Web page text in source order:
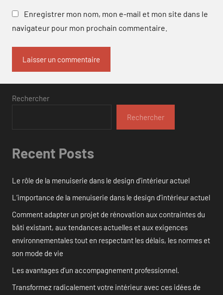
Enregistrer mon nom, mon e-mail et mon site dans le
navigateur pour mon prochain commentaire.
Rechercher
Rechercher
Recent Posts
Le rôle de la menuiserie dans le design d’intérieur actuel
L’importance de la menuiserie dans le design d’intérieur actuel
Comment adapter un projet de rénovation aux contraintes du
bâti existant, aux tendances actuelles et aux exigences
environnementales tout en respectant les délais, les normes et
son mode de vie
Les avantages d’un accompagnement professionnel.
Transformez radicalement votre intérieur avec ces idées de